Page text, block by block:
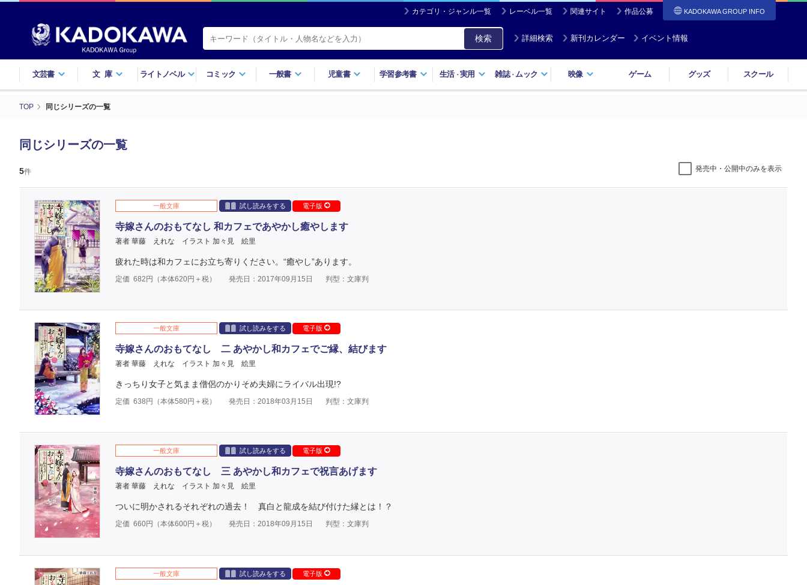
カテゴリ・ジャンル一覧 レーベル一覧 関連サイト 作品公募 KADOKAWA GROUP INFO
検索 詳細検索 新刊カレンダー イベント情報
文芸書 文庫 ライトノベル コミック 一般書 児童書 学習参考書 生活・実用 雑誌・ ムック 映像 ゲーム グッズ スクール
TOP 同じシリーズの一覧
同じシリーズの一覧
5件 発売中・公開中のみを表示
一般文庫 試し読みをする 電子版
寺嫁さんのおもてなし 和カフェであやかし癒やします
著者 華藤 えれな イラスト 加々見 絵里
疲れた時は和カフェにお立ち寄りください。“癒やし”あります。
定価 682 円（本体620円＋税） 発売日：2017年09月15日 判型：文庫判
一般文庫 試し読みをする 電子版
寺嫁さんのおもてなし 二 あやかし和カフェでご縁、結びます
著者 華藤 えれな イラスト 加々見 絵里
きっちり女子と気まま僧侶のかりそめ夫婦にライバル出現!?
定価 638 円（本体580円＋税） 発売日：2018年03月15日 判型：文庫判
一般文庫 試し読みをする 電子版
寺嫁さんのおもてなし 三 あやかし和カフェで祝言あげます
著者 華藤 えれな イラスト 加々見 絵里
ついに明かされるそれぞれの過去！ 真白と龍成を結び付けた縁とは！？
定価 660円（本体600円＋税） 発売日：2018年09月15日 判型：文庫判
一般文庫 試し読みをする 電子版